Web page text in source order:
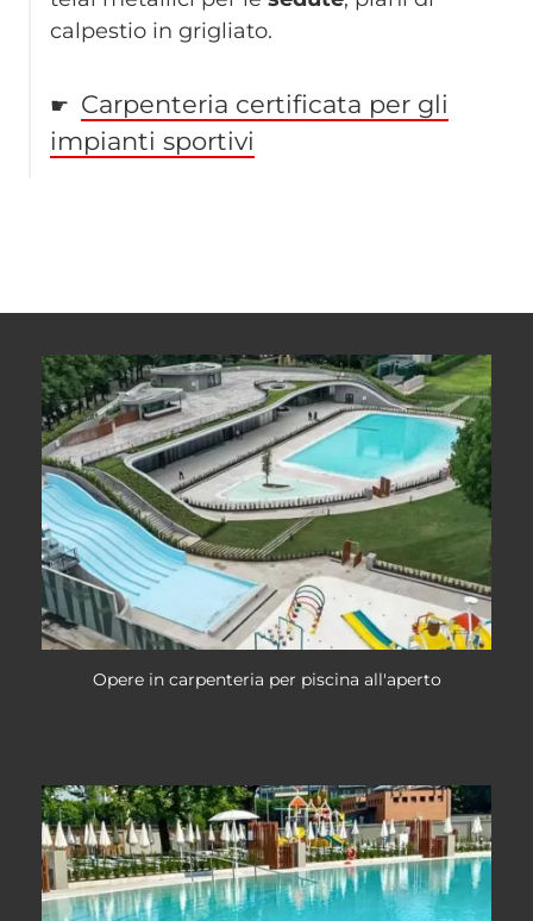
calpestio in grigliato.
☛ Carpenteria certificata per gli
impianti sportivi
Opere in carpenteria per piscina all'aperto